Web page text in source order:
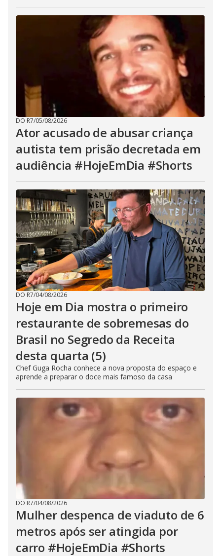
DO R7/05/08/2026
Ator acusado de abusar criança
autista tem prisão decretada em
audiência #HojeEmDia #Shorts
DO R7/04/08/2026
Hoje em Dia mostra o primeiro
restaurante de sobremesas do
Brasil no Segredo da Receita
desta quarta (5)
Chef Guga Rocha conhece a nova proposta do espaço e
aprende a preparar o doce mais famoso da casa
DO R7/04/08/2026
Mulher despenca de viaduto de 6
metros após ser atingida por
carro #HojeEmDia #Shorts